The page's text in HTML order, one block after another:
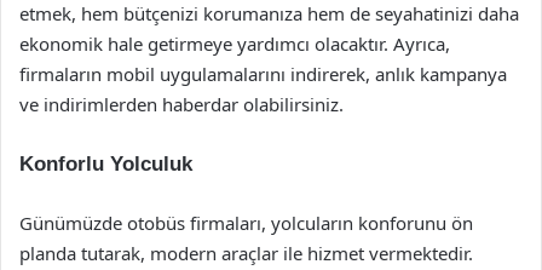
etmek, hem bütçenizi korumanıza hem de seyahatinizi daha
ekonomik hale getirmeye yardımcı olacaktır. Ayrıca,
firmaların mobil uygulamalarını indirerek, anlık kampanya
ve indirimlerden haberdar olabilirsiniz.
Konforlu Yolculuk
Günümüzde otobüs firmaları, yolcuların konforunu ön
planda tutarak, modern araçlar ile hizmet vermektedir.